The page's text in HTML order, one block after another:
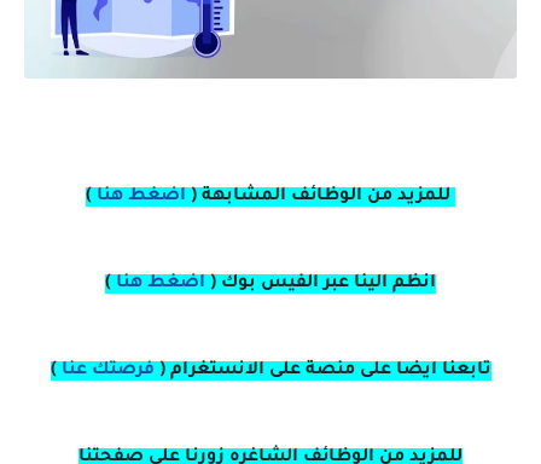
للمزيد من الوظائف المشابهة ( اضغط هنا )
انظم الينا عبر الفيس بوك ( اضغط هنا )
تابعنا ايضا على منصة على الانستغرام ( فرصتك عنا )
للمزيد من الوظائف الشاغره زورنا على صفحتنا